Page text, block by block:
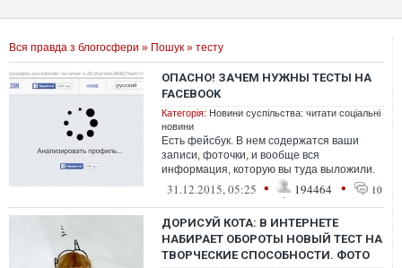
Вся правда з блогосфери » Пошук » тесту
ОПАСНО! ЗАЧЕМ НУЖНЫ ТЕСТЫ НА
FACEBOOK
Категорія: Новини суспільства: читати соціальні
новини
Есть фейсбук. В нем содержатся ваши
записи, фоточки, и вообще вся
информация, которую вы туда выложили.
Кто у вас друзья, какие у них контакты и о
31.12.2015, 05:25 • 194464 • 10
ДОРИСУЙ КОТА: В ИНТЕРНЕТЕ
НАБИРАЕТ ОБОРОТЫ НОВЫЙ ТЕСТ НА
ТВОРЧЕСКИЕ СПОСОБНОСТИ. ФОТО